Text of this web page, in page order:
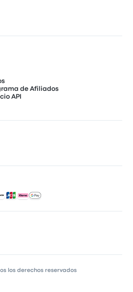
de Afiliados
API
los derechos reservados